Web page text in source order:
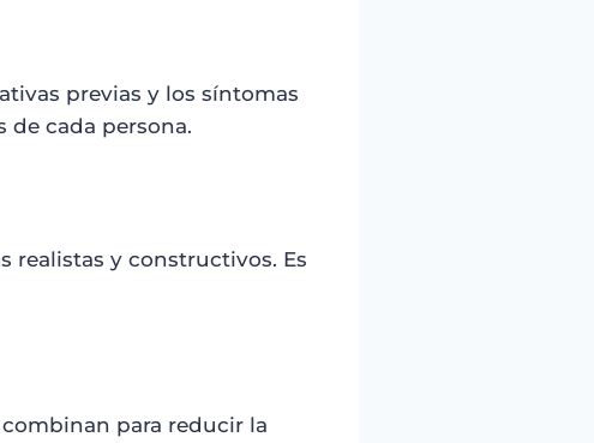
previas y los síntomas
de cada persona.
realistas y constructivos. Es
para reducir la